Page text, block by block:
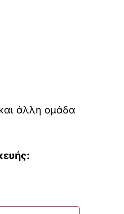
άλλη ομάδα